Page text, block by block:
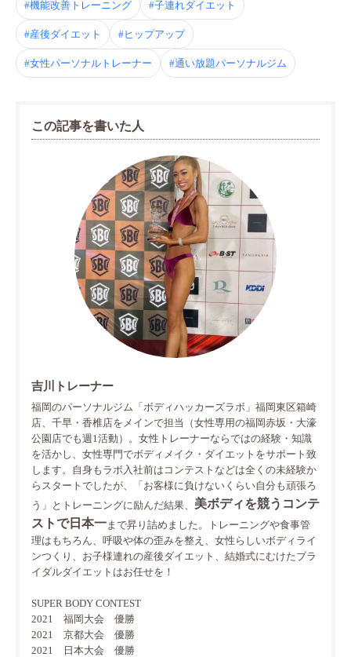
#機能改善トレーニング #子連れダイエット
#産後ダイエット #ヒップアップ
#女性パーソナルトレーナー #通い放題パーソナルジム
この記事を書いた人
吉川トレーナー
福岡のパーソナルジム「ボディハッカーズラボ」福岡東区箱崎
店、千早・香椎店をメインで担当（女性専用の福岡赤坂・大濠
公園店でも週1活動）。女性トレーナーならではの経験・知識
を活かし、女性専門でボディメイク・ダイエットをサポート致
します。自身もラボ入社前はコンテストなどは全くの未経験か
らスタートでしたが、「お客様に負けないくらい自分も頑張ろ
う」とトレーニングに励んだ結果、 美ボディを競うコンテ
ストで日本一 まで昇り詰めました。トレーニングや食事管
理はもちろん、呼吸や体の歪みを整え、女性らしいボディライ
ンつくり、お子様連れの産後ダイエット、結婚式にむけたブラ
イダルダイエットはお任せを！
SUPER BODY CONTEST
2021 福岡大会 優勝
2021 京都大会 優勝
2021 日本大会 優勝